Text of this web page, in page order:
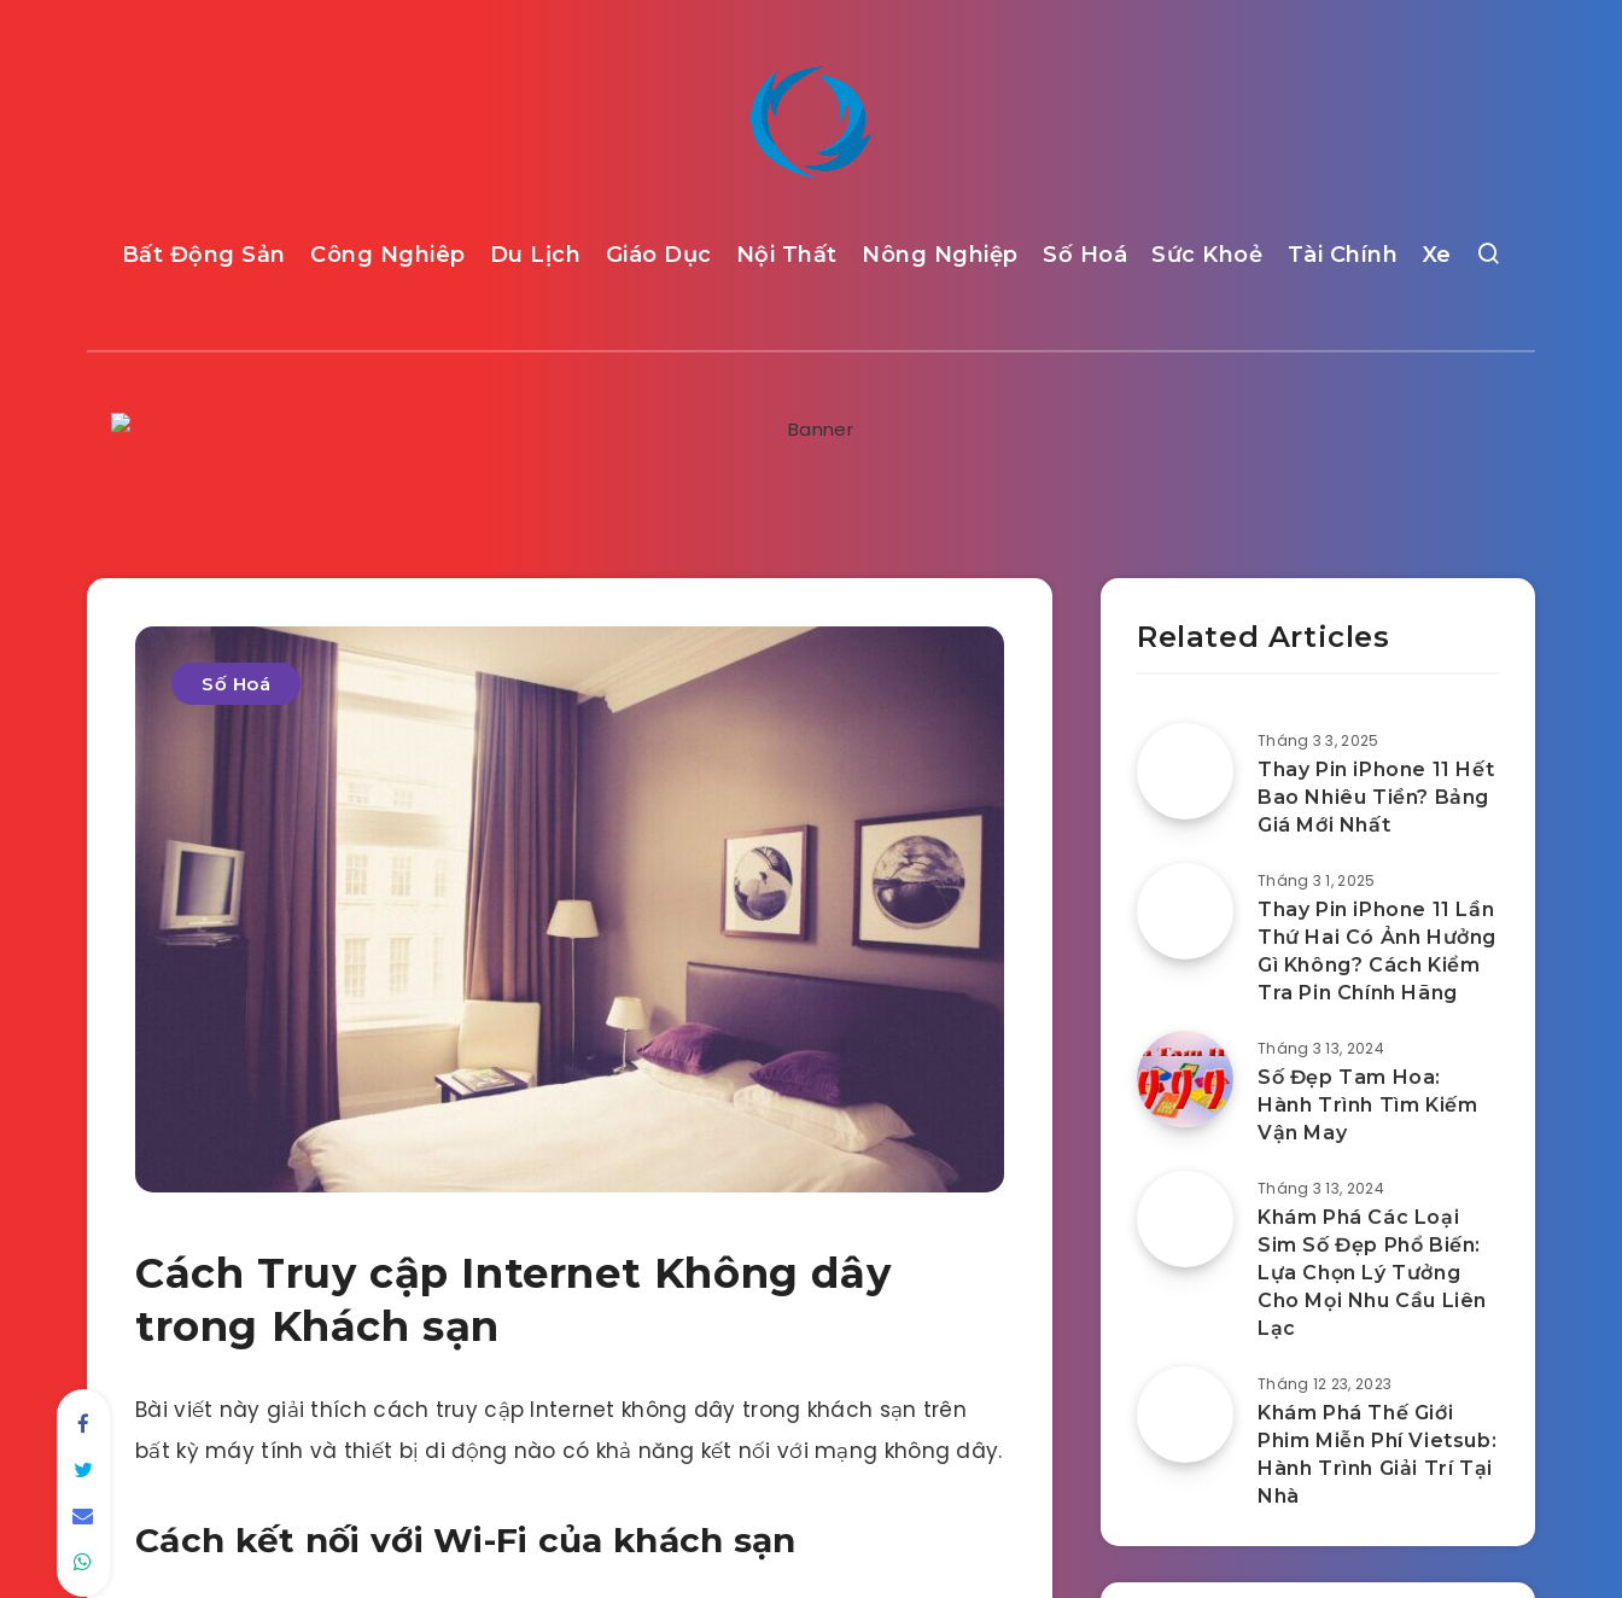
Bất Động Sản Công Nghiêp Du Lịch Giáo Dục Nội Thất Nông Nghiệp Số Hoá Sức Khoẻ Tài Chính Xe
Số Hoá
Cách Truy cập Internet Không dây
trong Khách sạn
Bài viết này giải thích cách truy cập Internet không dây trong khách sạn trên
bất kỳ máy tính và thiết bị di động nào có khả năng kết nối với mạng không dây.
Cách kết nối với Wi-Fi của khách sạn
Related Articles
Tháng 3 3, 2025
Thay Pin iPhone 11 Hết
Bao Nhiêu Tiền? Bảng
Giá Mới Nhất
Tháng 3 1, 2025
Thay Pin iPhone 11 Lần
Thứ Hai Có Ảnh Hưởng
Gì Không? Cách Kiểm
Tra Pin Chính Hãng
Tháng 3 13, 2024
Số Đẹp Tam Hoa:
Hành Trình Tìm Kiếm
Vận May
Tháng 3 13, 2024
Khám Phá Các Loại
Sim Số Đẹp Phổ Biến:
Lựa Chọn Lý Tưởng
Cho Mọi Nhu Cầu Liên
Lạc
Tháng 12 23, 2023
Khám Phá Thế Giới
Phim Miễn Phí Vietsub:
Hành Trình Giải Trí Tại
Nhà